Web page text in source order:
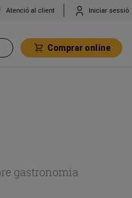
Atenció al client Iniciar sessió
Comprar online
gastronomia